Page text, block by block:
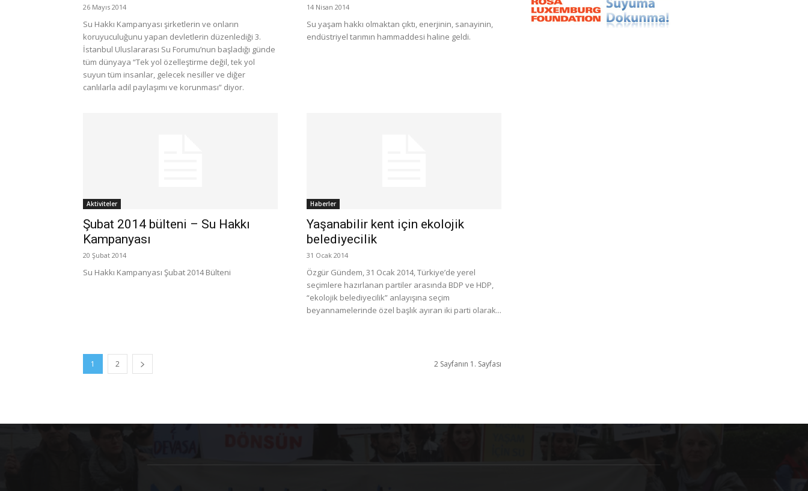
26 Mayıs 2014
Su Hakkı Kampanyası şirketlerin ve onların
koruyuculuğunu yapan devletlerin düzenlediği 3.
İstanbul Uluslararası Su Forumu’nun başladığı günde
tüm dünyaya “Tek yol özelleştirme değil, tek yol
suyun tüm insanlar, gelecek nesiller ve diğer
canlılarla adil paylaşımı ve korunması” diyor.
14 Nisan 2014
Su yaşam hakkı olmaktan çıktı, enerjinin, sanayinin,
endüstriyel tarımın hammaddesi haline geldi.
Aktiviteler
Şubat 2014 bülteni – Su Hakkı
Kampanyası
20 Şubat 2014
Su Hakkı Kampanyası Şubat 2014 Bülteni
Haberler
Yaşanabilir kent için ekolojik
belediyecilik
31 Ocak 2014
Özgür Gündem, 31 Ocak 2014, Türkiye’de yerel
seçimlere hazırlanan partiler arasında BDP ve HDP,
“ekolojik belediyecilik” anlayışına seçim
beyannamelerinde özel başlık ayıran iki parti olarak...
1 2 2 Sayfanın 1. Sayfası